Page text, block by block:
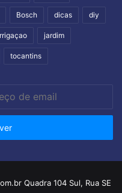
Bosch dicas diy
jardim
tocantins
Quadra 104 Sul, Rua SE